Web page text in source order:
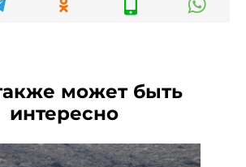
может быть
интересно